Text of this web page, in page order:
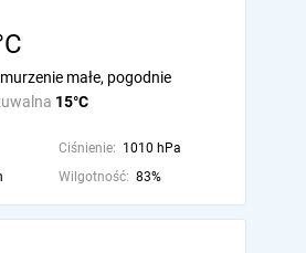
15°C
małe, pogodnie
Ciśnienie: 1010 hPa
Wilgotność: 83%